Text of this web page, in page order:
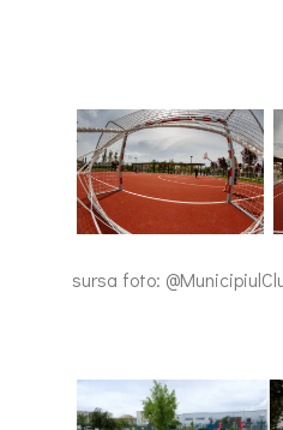
sursa foto: